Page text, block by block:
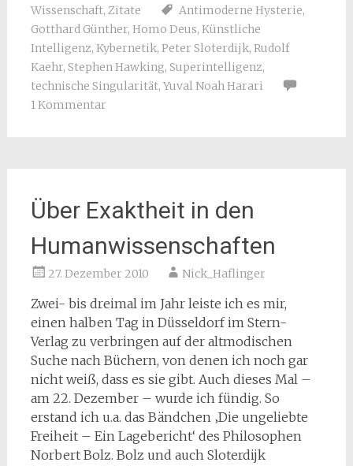
Wissenschaft, Zitate Antimoderne Hysterie,
Gotthard Günther, Homo Deus, Künstliche
Intelligenz, Kybernetik, Peter Sloterdijk, Rudolf
Kaehr, Stephen Hawking, Superintelligenz,
technische Singularität, Yuval Noah Harari
1 Kommentar
Über Exaktheit in den
Humanwissenschaften
27. Dezember 2010 Nick_Haflinger
Zwei- bis dreimal im Jahr leiste ich es mir,
einen halben Tag in Düsseldorf im Stern-
Verlag zu verbringen auf der altmodischen
Suche nach Büchern, von denen ich noch gar
nicht weiß, dass es sie gibt. Auch dieses Mal –
am 22. Dezember – wurde ich fündig. So
erstand ich u.a. das Bändchen ‚Die ungeliebte
Freiheit – Ein Lagebericht‘ des Philosophen
Norbert Bolz. Bolz und auch Sloterdijk